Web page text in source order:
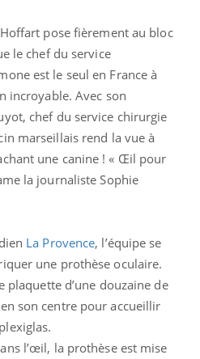
pose fièrement au bloc
le chef du service
est le seul en France à
incroyable. Avec son
chef du service chirurgie
marseillais rend la vue à
une canine ! « Œil pour
la journaliste Sophie
La Provence, l’équipe se
une prothèse oculaire.
plaquette d’une douzaine de
son centre pour accueillir
l’œil, la prothèse est mise